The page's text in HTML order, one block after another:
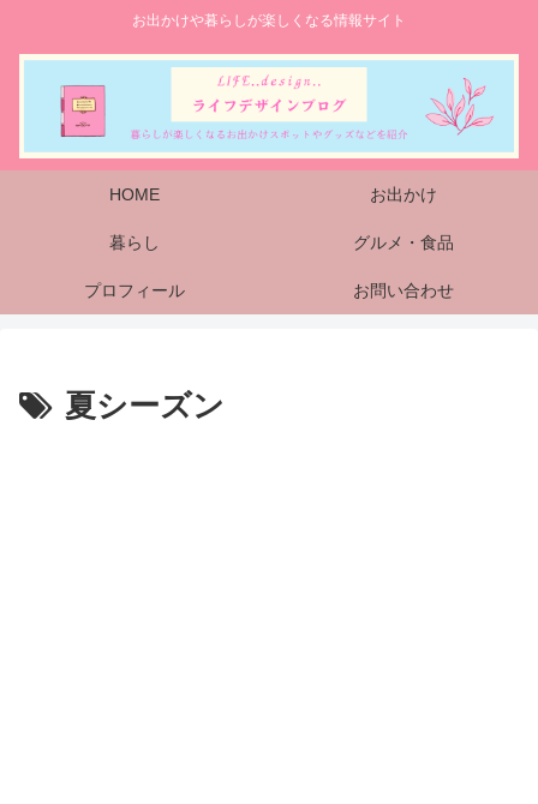
お出かけや暮らしが楽しくなる情報サイト
HOME お出かけ
暮らし グルメ・食品
プロフィール お問い合わせ
夏シーズン